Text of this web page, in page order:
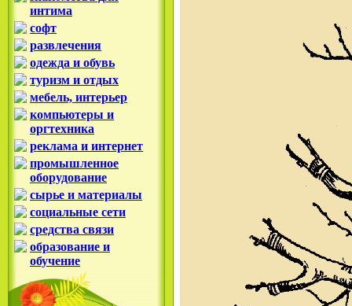
интима
софт
развлечения
одежда и обувь
туризм и отдых
мебель, интерьер
компьютеры и
оргтехника
реклама и интернет
промышленное
оборудование
сырье и материалы
социальные сети
средства связи
образование и
обучение